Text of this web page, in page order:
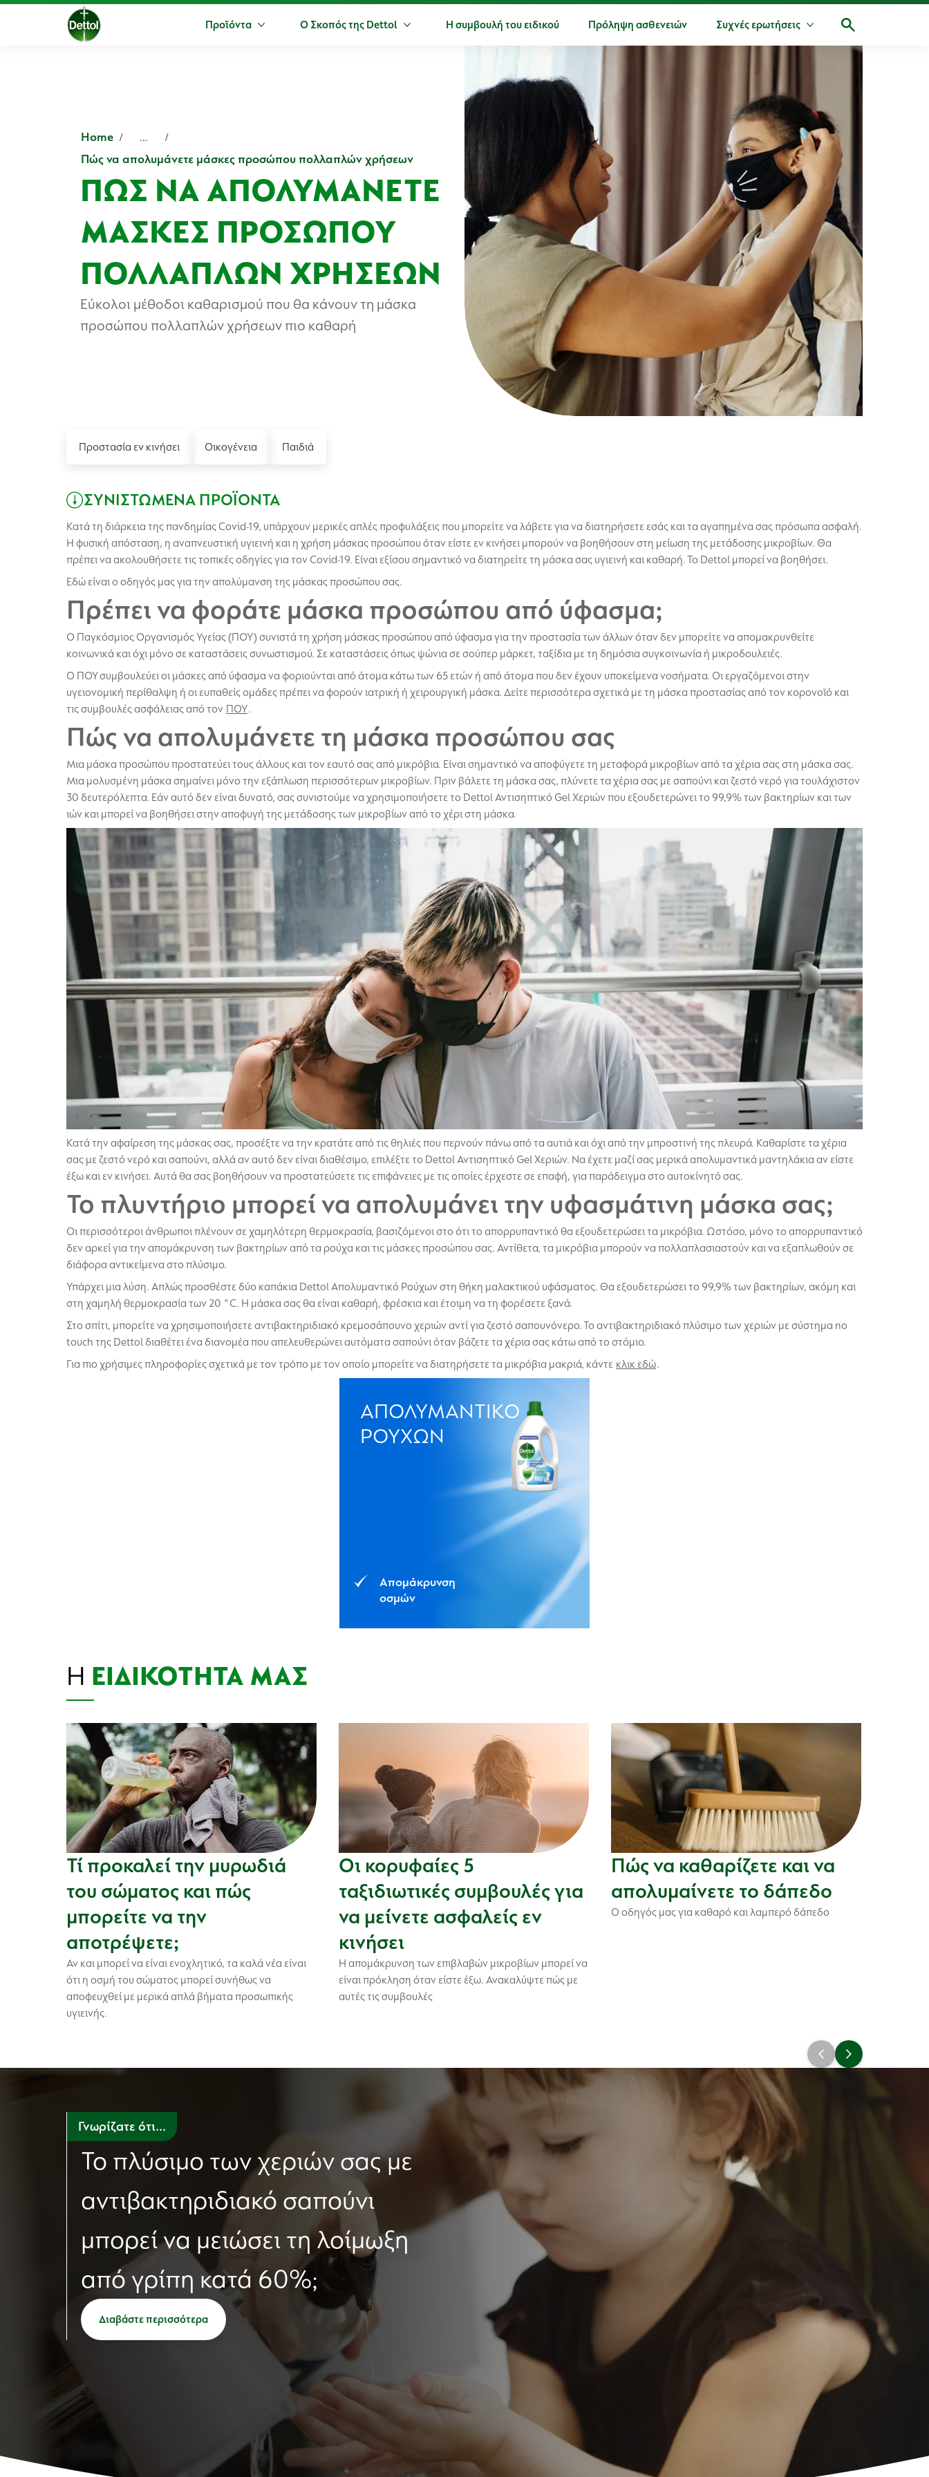
Προϊόντα
Περισσότερα Προϊόντα
Ο Σκοπός της Dettol
Περισσότερα Ο Σκοπός της Dettol
Η συμβουλή του ειδικού Πρόληψη ασθενειών Συχνές ερωτήσεις
Περισσότερα Συχνές
Home ...
Πώς να απολυμάνετε μάσκες προσώπου πολλαπλών χρήσεων
ΠΏΣ ΝΑ ΑΠΟΛΥΜΆΝΕΤΕ
ΜΆΣΚΕΣ ΠΡΟΣΏΠΟΥ
ΠΟΛΛΑΠΛΏΝ ΧΡΉΣΕΩΝ
Εύκολοι μέθοδοι καθαρισμού που θα κάνουν τη μάσκα
προσώπου πολλαπλών χρήσεων πιο καθαρή
Προστασία εν κινήσει Οικογένεια Παιδιά
ΣΥΝΙΣΤΩΜΕΝΑ ΠΡΟΪΟΝΤΑ
Κατά τη διάρκεια της πανδημίας Covid-19, υπάρχουν μερικές απλές προφυλάξεις που μπορείτε να λάβετε για να διατηρήσετε εσάς και τα αγαπημένα σας πρόσωπα ασφαλή.
Η φυσική απόσταση, η αναπνευστική υγιεινή και η χρήση μάσκας προσώπου όταν είστε εν κινήσει μπορούν να βοηθήσουν στη μείωση της μετάδοσης μικροβίων. Θα
πρέπει να ακολουθήσετε τις τοπικές οδηγίες για τον Covid-19. Είναι εξίσου σημαντικό να διατηρείτε τη μάσκα σας υγιεινή και καθαρή. Το Dettol μπορεί να βοηθήσει.
Εδώ είναι ο οδηγός μας για την απολύμανση της μάσκας προσώπου σας.
Πρέπει να φοράτε μάσκα προσώπου από ύφασμα;
Ο Παγκόσμιος Οργανισμός Υγείας (ΠΟΥ) συνιστά τη χρήση μάσκας προσώπου από ύφασμα για την προστασία των άλλων όταν δεν μπορείτε να απομακρυνθείτε
κοινωνικά και όχι μόνο σε καταστάσεις συνωστισμού. Σε καταστάσεις όπως ψώνια σε σούπερ μάρκετ, ταξίδια με τη δημόσια συγκοινωνία ή μικροδουλειές.
Ο ΠΟΥ συμβουλεύει οι μάσκες από ύφασμα να φοριούνται από άτομα κάτω των 65 ετών ή από άτομα που δεν έχουν υποκείμενα νοσήματα. Οι εργαζόμενοι στην
υγειονομική περίθαλψη ή οι ευπαθείς ομάδες πρέπει να φορούν ιατρική ή χειρουργική μάσκα. Δείτε περισσότερα σχετικά με τη μάσκα προστασίας από τον κορονοϊό και
τις συμβουλές ασφάλειας από τον ΠΟΥ.
Πώς να απολυμάνετε τη μάσκα προσώπου σας
Μια μάσκα προσώπου προστατεύει τους άλλους και τον εαυτό σας από μικρόβια. Είναι σημαντικό να αποφύγετε τη μεταφορά μικροβίων από τα χέρια σας στη μάσκα σας.
Μια μολυσμένη μάσκα σημαίνει μόνο την εξάπλωση περισσότερων μικροβίων. Πριν βάλετε τη μάσκα σας, πλύνετε τα χέρια σας με σαπούνι και ζεστό νερό για τουλάχιστον
30 δευτερόλεπτα. Εάν αυτό δεν είναι δυνατό, σας συνιστούμε να χρησιμοποιήσετε το Dettol Αντισηπτικό Gel Χεριών που εξουδετερώνει το 99,9% των βακτηρίων και των
ιών και μπορεί να βοηθήσει στην αποφυγή της μετάδοσης των μικροβίων από το χέρι στη μάσκα.
Κατά την αφαίρεση της μάσκας σας, προσέξτε να την κρατάτε από τις θηλιές που περνούν πάνω από τα αυτιά και όχι από την μπροστινή της πλευρά. Καθαρίστε τα χέρια
σας με ζεστό νερό και σαπούνι, αλλά αν αυτό δεν είναι διαθέσιμο, επιλέξτε το Dettol Αντισηπτικό Gel Χεριών. Να έχετε μαζί σας μερικά απολυμαντικά μαντηλάκια αν είστε
έξω και εν κινήσει. Αυτά θα σας βοηθήσουν να προστατεύσετε τις επιφάνειες με τις οποίες έρχεστε σε επαφή, για παράδειγμα στο αυτοκίνητό σας.
Το πλυντήριο μπορεί να απολυμάνει την υφασμάτινη μάσκα σας;
Οι περισσότεροι άνθρωποι πλένουν σε χαμηλότερη θερμοκρασία, βασιζόμενοι στο ότι το απορρυπαντικό θα εξουδετερώσει τα μικρόβια. Ωστόσο, μόνο το απορρυπαντικό
δεν αρκεί για την απομάκρυνση των βακτηρίων από τα ρούχα και τις μάσκες προσώπου σας. Αντίθετα, τα μικρόβια μπορούν να πολλαπλασιαστούν και να εξαπλωθούν σε
διάφορα αντικείμενα στο πλύσιμο.
Υπάρχει μια λύση. Απλώς προσθέστε δύο καπάκια Dettol Απολυμαντικό Ρούχων στη θήκη μαλακτικού υφάσματος. Θα εξουδετερώσει το 99,9% των βακτηρίων, ακόμη και
στη χαμηλή θερμοκρασία των 20 °C. Η μάσκα σας θα είναι καθαρή, φρέσκια και έτοιμη να τη φορέσετε ξανά.
Στο σπίτι, μπορείτε να χρησιμοποιήσετε αντιβακτηριδιακό κρεμοσάπουνο χεριών αντί για ζεστό σαπουνόνερο. Το αντιβακτηριδιακό πλύσιμο των χεριών με σύστημα no
touch της Dettol διαθέτει ένα διανομέα που απελευθερώνει αυτόματα σαπούνι όταν βάζετε τα χέρια σας κάτω από το στόμιο.
Για πιο χρήσιμες πληροφορίες σχετικά με τον τρόπο με τον οποίο μπορείτε να διατηρήσετε τα μικρόβια μακριά, κάντε κλικ εδώ.
Απομάκρυνση
οσμών
ΑΠΟΛΥΜΑΝΤΙΚΌ
ΡΟΎΧΩΝ
Η ΕΙΔΙΚΌΤΗΤΆ ΜΑΣ
Τί προκαλεί την μυρωδιά
του σώματος και πώς
μπορείτε να την
αποτρέψετε;
Αν και μπορεί να είναι ενοχλητικό, τα καλά νέα είναι
ότι η οσμή του σώματος μπορεί συνήθως να
αποφευχθεί με μερικά απλά βήματα προσωπικής
υγιεινής.
Οι κορυφαίες 5
ταξιδιωτικές συμβουλές για
να μείνετε ασφαλείς εν
κινήσει
Η απομάκρυνση των επιβλαβών μικροβίων μπορεί να
είναι πρόκληση όταν είστε έξω. Ανακαλύψτε πώς με
αυτές τις συμβουλές
Πώς να καθαρίζετε και να
απολυμαίνετε το δάπεδο
Ο οδηγός μας για καθαρό και λαμπερό δάπεδο
Γνωρίζατε ότι...
Το πλύσιμο των χεριών σας με
αντιβακτηριδιακό σαπούνι
μπορεί να μειώσει τη λοίμωξη
από γρίπη κατά 60%;
Διαβάστε περισσότερα